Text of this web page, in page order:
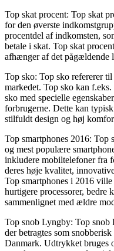
Top skat procent: Top skat
for den øverste
procentdel af indkomsten,
betale i skat. Top skat
afhænger af det pågældende
Top sko: Top sko refererer
markedet. Top sko kan
sko med specielle
forbrugerne. Dette kan
stilfuldt design og høj
Top smartphones 2016: Top
og mest populære
inkludere mobiltelefoner fra
deres høje kvalitet,
Top smartphones i 2016
hurtigere processorer, bedre
sammenlignet med ældre
Top snob Lyngby: Top snob
der betragtes som
Danmark. Udtrykket bruges